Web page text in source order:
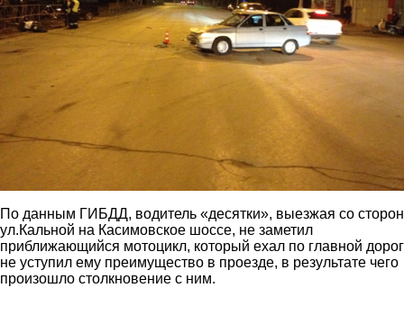
По данным ГИБДД, водитель «десятки», выезжая со
ул.Кальной на Касимовское шоссе, не заметил
приближающийся мотоцикл, который ехал по главной
не уступил ему преимущество в проезде, в результате чего
произошло столкновение с ним.